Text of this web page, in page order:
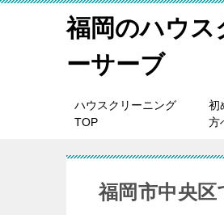
福岡のハウス
ーサーブ
ハウスクリーニング
TOP
初
方
福岡市中央